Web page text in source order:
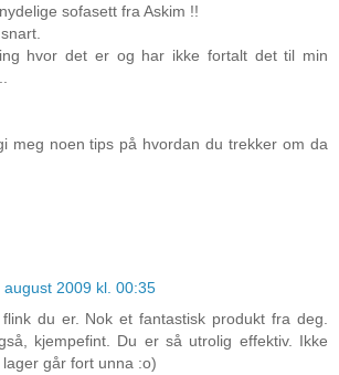
sofasett fra Askim !!
hvor det er og har ikke fortalt det til min
meg noen tips på hvordan du trekker om da
august 2009 kl. 00:35
du er. Nok et fantastisk produkt fra deg.
kjempefint. Du er så utrolig effektiv. Ikke
går fort unna :o)